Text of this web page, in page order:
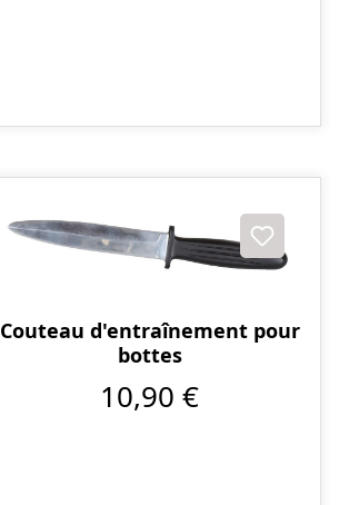
Couteau d'entraînement pour
bottes
10,90 €